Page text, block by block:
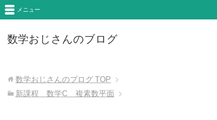
数学おじさんのブログ
メニュー
数学おじさんのブログ TOP
新課程 数学C 複素数平面